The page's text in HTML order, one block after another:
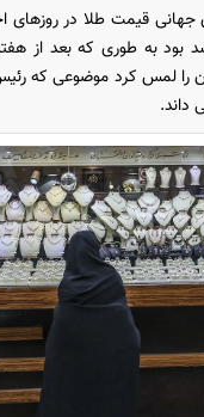
جهانی قیمت طلا در روزهای
بود به طوری که بعد از
تومان را لمس کرد موضوعی که
داند.